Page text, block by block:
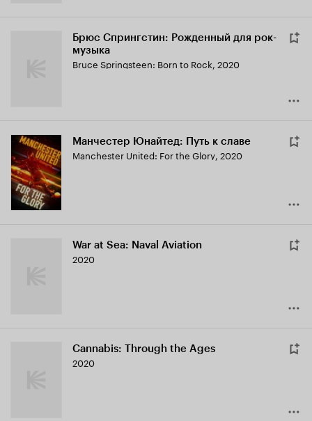
Брюс Спрингстин: Рожденный для рок-
музыка
Bruce Springsteen: Born to Rock, 2020
Манчестер Юнайтед: Путь к славе
Manchester United: For the Glory, 2020
War at Sea: Naval Aviation
2020
Cannabis: Through the Ages
2020